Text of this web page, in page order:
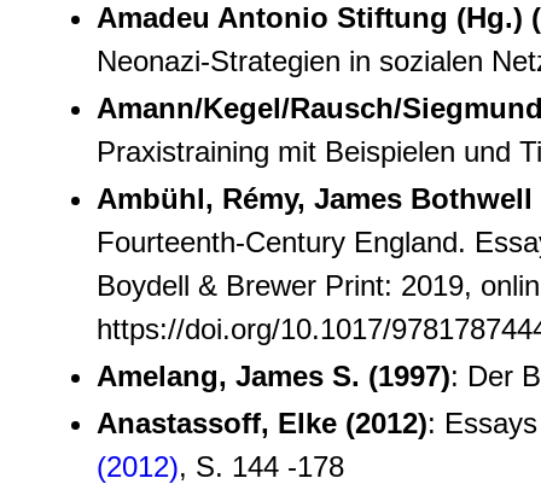
Amadeu Antonio Stiftung (Hg.)
Neonazi-Strategien in sozialen
Amann/Kegel/Rausch/
Praxistraining mit Beispielen und
Ambühl, Rémy, James
Fourteenth-Century England.
Boydell & Brewer Print: 2019,
https://doi.org/10.1017/
Amelang, James S. (1997): Der
Anastassoff, Elke (2012):
(2012), S. 144 -178